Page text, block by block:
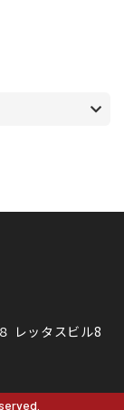
レッタスビル8